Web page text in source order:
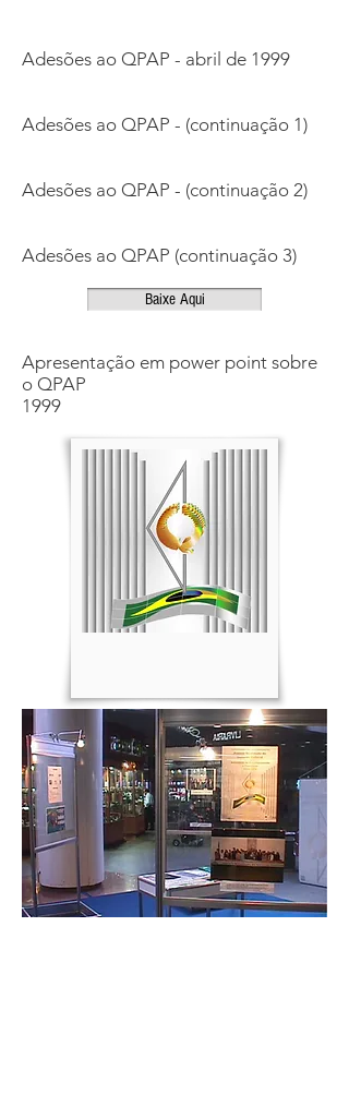
Adesões ao QPAP - abril de 1999
Adesões ao QPAP - (continuação 1)
Adesões ao QPAP - (continuação 2)
Adesões ao QPAP (continuação 3)
Baixe Aqui
Apresentação em power point sobre
o QPAP
1999